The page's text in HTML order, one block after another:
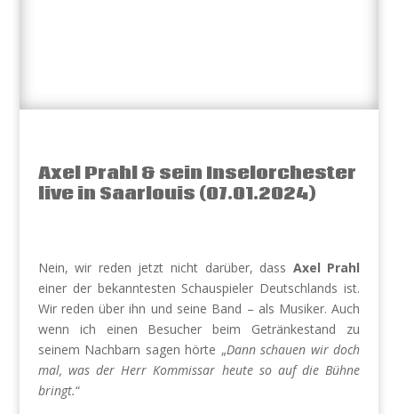
Axel Prahl & sein Inselorchester
live in Saarlouis (07.01.2024)
Nein, wir reden jetzt nicht darüber, dass Axel Prahl
einer der bekanntesten Schauspieler Deutschlands ist.
Wir reden über ihn und seine Band – als Musiker. Auch
wenn ich einen Besucher beim Getränkestand zu
seinem Nachbarn sagen hörte „Dann schauen wir doch
mal, was der Herr Kommissar heute so auf die Bühne
bringt.“